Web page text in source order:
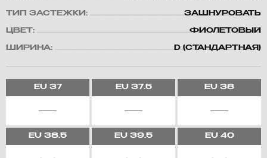
ТИП ЗАСТЕЖКИ: ЗАШНУРОВАТЬ
ЦВЕТ: ФИОЛЕТОВЫЙ
ШИРИНА: D (СТАНДАРТНАЯ)
EU37 EU37.5 EU 38
EU 38.5 EU 39.5 EU40